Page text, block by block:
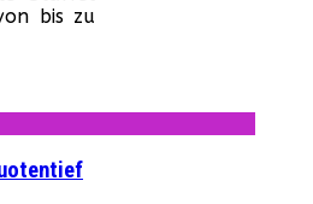
bis zu